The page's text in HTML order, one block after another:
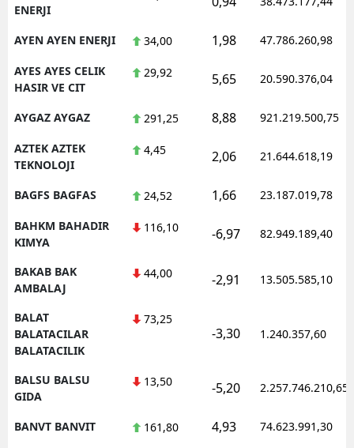
ENERJI
AYEN AYEN ENERJI 34,00 1,98 47.786.260,98
AYES AYES CELIK
HASIR VE CIT
29,92 5,65 20.590.376,04
AYGAZ AYGAZ 291,25 8,88 921.219.500,75
AZTEK AZTEK
TEKNOLOJI
4,45 2,06 21.644.618,19
BAGFS BAGFAS 24,52 1,66 23.187.019,78
BAHKM BAHADIR
KIMYA
116,10 -6,97 82.949.189,40
BAKAB BAK
AMBALAJ
44,00 -2,91 13.505.585,10
BALAT
BALATACILAR
BALATACILIK
73,25
-3,30 1.240.357,60
BALSU BALSU
GIDA
13,50 -5,20 2.257.746.210,65
BANVT BANVIT 161,80 4,93 74.623.991,30